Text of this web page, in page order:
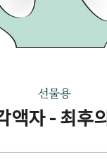
선물용
액자 - 최후